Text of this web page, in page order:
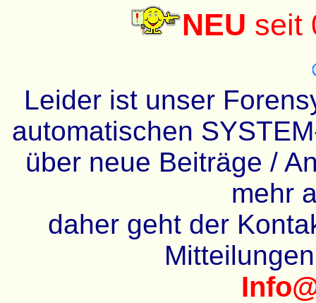
NEU seit
Leider ist unser
automatischen
über neue Beiträge /
mehr
daher geht der